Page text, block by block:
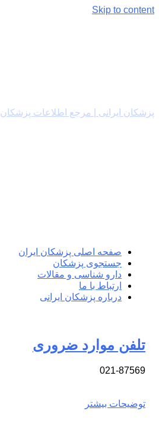
Skip to content
پزشکان ایرانی | مرجع اطلاعات پزشکان
صفحه اصلی پزشکان ایران
جستجوی پزشکان
دارو شناسی و مقالات
ارتباط با ما
درباره پزشکان ایرانی
تلفن موارد ضروری
021-87569
توضیحات بیشتر